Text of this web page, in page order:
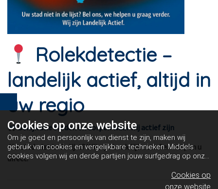
Rolekdetectie –
landelijk actief, altijd in
uw regio
Bekijk alle steden en dorpen waar wij actief zijn
Uw stad niet in de lijst? Wij zijn landelijk actief en helpen u
direct.
Cookies oponze website
Om je goed en persoonlijk van dienst te zijn, maken wij
gebruik van cookies en vergelijkbare technieken. Middels
cookies volgen wij en derde partijen jouw surfgedrag op onze
en dit maakt het voor jou mogelijk om informatie te delen via
Cookies op
onze website